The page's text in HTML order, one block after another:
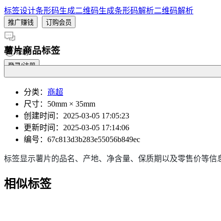
标签设计条形码生成二维码生成条形码解析二维码解析
推广赚钱 订购会员
帮助
登录/注册
薯片商品标签
分类 ： 商超
尺寸：50mm × 35mm
创建时间 ：2025-03-05 17:05:23
更新时间 ：2025-03-05 17:14:06
编号 ：67c813d3b283e55056b849ec
标签显示薯片的品名、产地、净含量、保质期以及零售价等信
相似标签